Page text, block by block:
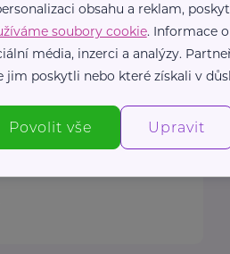
zde.
obsahu a reklam,
soubory cookie. Informace
média, inzerci a analýzy.
jim poskytli nebo které získali v
Povolit vše Upravit